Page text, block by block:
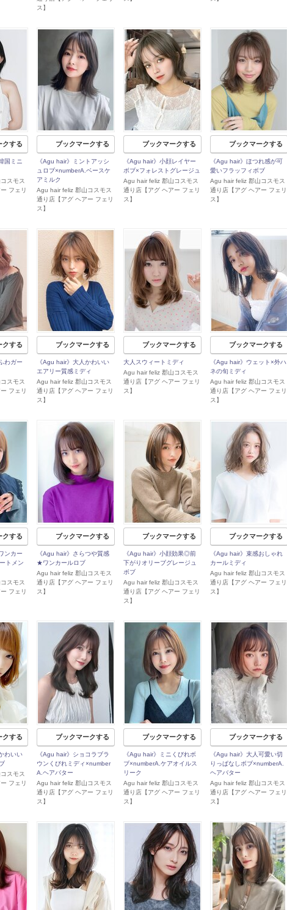
ス】
クする
国ミニ
スモス
フェリ
ブックマークする
《Agu hair》ミントアッシ
ュロブ×numberA.ベースケ
アミルク
Agu hair feliz 郡山コスモス
通り店【アグ ヘアー フェリ
ス】
ブックマークする
《Agu hair》小顔レイヤー
ボブ×フォレストグレージュ
Agu hair feliz 郡山コスモス
通り店【アグ ヘアー フェリ
ス】
ブックマークする
《Agu hair》ほつれ感が可
愛いフラッフィボブ
Agu hair feliz 郡山コスモス
通り店【アグ ヘアー フェリ
ス】
クする
わガー
スモス
フェリ
ブックマークする
《Agu hair》大人かわいい
エアリー質感ミディ
Agu hair feliz 郡山コスモス
通り店【アグ ヘアー フェリ
ス】
ブックマークする
大人スウィートミディ
Agu hair feliz 郡山コスモス
通り店【アグ ヘアー フェリ
ス】
ブックマークする
《Agu hair》ウェット×外ハ
ネの旬ミディ
Agu hair feliz 郡山コスモス
通り店【アグ ヘアー フェリ
ス】
クする
ンカー
トメン
スモス
フェリ
ブックマークする
《Agu hair》さらつや質感
★ワンカールロブ
Agu hair feliz 郡山コスモス
通り店【アグ ヘアー フェリ
ス】
ブックマークする
《Agu hair》小顔効果◎前
下がりオリーブグレージュ
ボブ
Agu hair feliz 郡山コスモス
通り店【アグ ヘアー フェリ
ス】
ブックマークする
《Agu hair》束感おしゃれ
カールミディ
Agu hair feliz 郡山コスモス
通り店【アグ ヘアー フェリ
ス】
クする
わいい
スモス
フェリ
ブックマークする
《Agu hair》ショコラブラ
ウンくびれミディ×number
A.ヘアバター
Agu hair feliz 郡山コスモス
通り店【アグ ヘアー フェリ
ス】
ブックマークする
《Agu hair》ミニくびれボ
ブ×numberA.ケアオイルス
リーク
Agu hair feliz 郡山コスモス
通り店【アグ ヘアー フェリ
ス】
ブックマークする
《Agu hair》大人可愛い切
りっぱなしボブ×numberA.
ヘアバター
Agu hair feliz 郡山コスモス
通り店【アグ ヘアー フェリ
ス】